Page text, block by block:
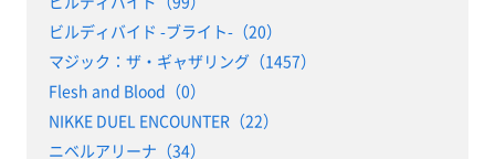
ビルディバイド -ブライト-（20）
マジック：ザ・ギャザリング（1457）
Flesh and Blood（0）
NIKKE DUEL ENCOUNTER（22）
ニベルアリーナ（34）